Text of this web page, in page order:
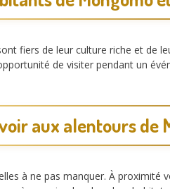
fiers de leur culture riche et de
de visiter pendant un
aux alentours de
à ne pas manquer. À